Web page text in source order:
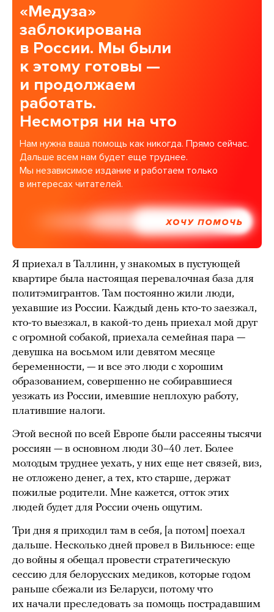
«Медуза»
заблокирована
в России. Мы были
к этому готовы —
и продолжаем
работать.
Несмотря ни на что
Нам нужна ваша помощь как никогда. Прямо сейчас.
Дальше всем нам будет еще труднее.
Мы независимое издание и работаем только
в интересах читателей.
ХОЧУ ПОМОЧЬ
Я приехал в Таллинн, у знакомых в пустующей
квартире была настоящая перевалочная база для
политэмигрантов. Там постоянно жили люди,
уехавшие из России. Каждый день кто-то заезжал,
кто-то выезжал, в какой-то день приехал мой друг
с огромной собакой, приехала семейная пара —
девушка на восьмом или девятом месяце
беременности, — и все это люди с хорошим
образованием, совершенно не собиравшиеся
уезжать из России, имевшие неплохую работу,
платившие налоги.
Этой весной по всей Европе были рассеяны тысячи
россиян — в основном люди 30–40 лет. Более
молодым труднее уехать, у них еще нет связей, виз,
не отложено денег, а тех, кто старше, держат
пожилые родители. Мне кажется, отток этих
людей будет для России очень ощутим.
Три дня я приходил там в себя, [а потом] поехал
дальше. Несколько дней провел в Вильнюсе: еще
до войны я обещал провести стратегическую
сессию для белорусских медиков, которые годом
раньше сбежали из Беларуси, потому что
их начали преследовать за помощь пострадавшим